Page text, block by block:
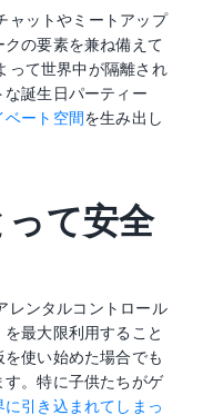
ャットやミートアップ
の要素を兼ね備えて
って世界中が隔離され
誕生日パーティー
ート空間を生み出し
て安全
レンタルコントロール
最大限利用すること
使い始めた場合でも
。特に子供たちがゲ
引き込まれてしまっ